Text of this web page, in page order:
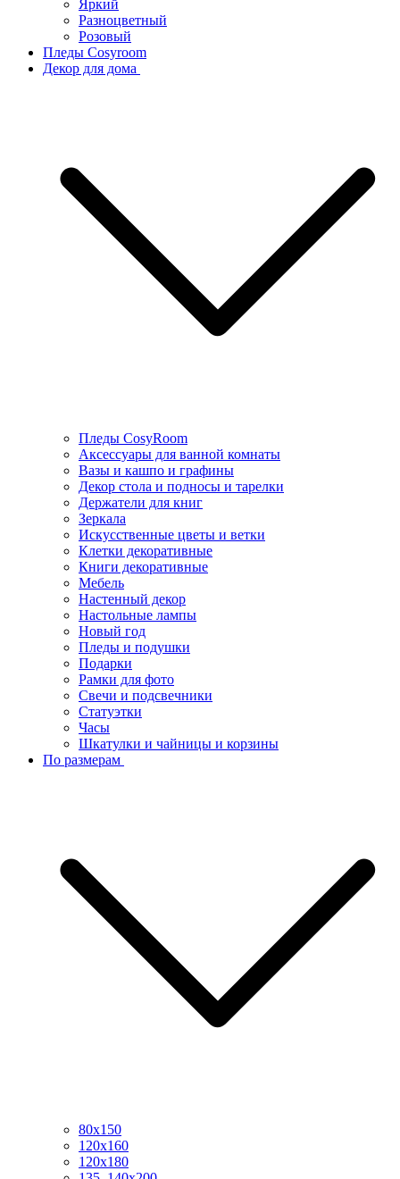
Яркий
Разноцветный
Розовый
Пледы Cosyroom
Декор для дома
Пледы CosyRoom
Аксессуары для ванной комнаты
Вазы и кашпо и графины
Декор стола и подносы и тарелки
Держатели для книг
Зеркала
Искусcтвенные цветы и ветки
Клетки декоративные
Книги декоративные
Мебель
Настенный декор
Настольные лампы
Новый год
Пледы и подушки
Подарки
Рамки для фото
Свечи и подсвечники
Статуэтки
Часы
Шкатулки и чайницы и корзины
По размерам
80х150
120х160
120х180